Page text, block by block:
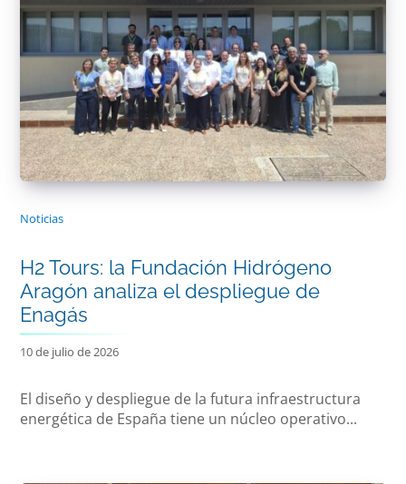
Noticias
H2 Tours: la Fundación Hidrógeno
Aragón analiza el despliegue de
Enagás
10 de julio de 2026
El diseño y despliegue de la futura infraestructura
energética de España tiene un núcleo operativo...